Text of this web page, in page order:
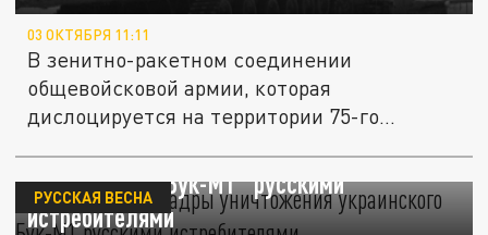
03 ОКТЯБРЯ 11:11
В зенитно-ракетном соединении
общевойсковой армии, которая
дислоцируется на территории 75-го
В сеть попали кадры уничтожения
украинского "Бук-М1" русскими
истребителями
РУССКАЯ ВЕСНА